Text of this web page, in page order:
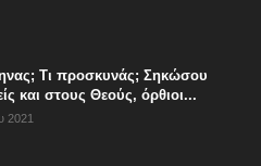
Τι προσκυνάς; Σηκώσου
και στους Θεούς, όρθιοι...
2021